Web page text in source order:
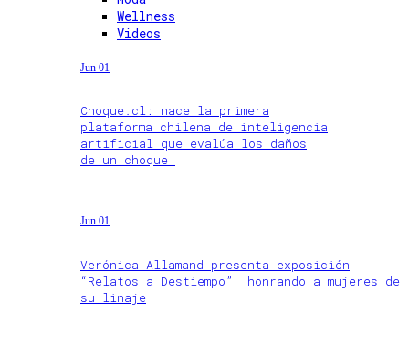
Wellness
Videos
Jun 01
Choque.cl: nace la primera
plataforma chilena de inteligencia
artificial que evalúa los daños
de un choque
Jun 01
Verónica Allamand presenta exposición
“Relatos a Destiempo”, honrando a mujeres de
su linaje